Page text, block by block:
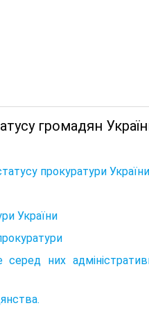
громадян
прокуратури України
України
них